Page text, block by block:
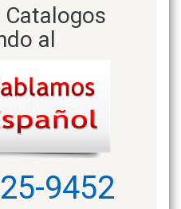
al
9452